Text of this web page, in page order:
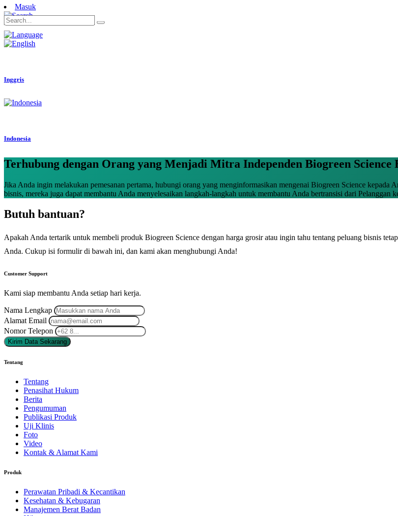
Masuk
Inggris
Indonesia
Terhubung dengan Orang yang Menjadi Mitra Independen Biogreen
Jika Anda ingin melakukan pemesanan pertama, hubungi orang yang menginformasikan mengenai Biogreen Science kepada
bisnis, mereka juga dapat membantu Anda menyelesaikan langkah-langkah untuk membantu Anda bertransisi dari Pelanggan
Butuh bantuan?
Apakah Anda tertarik untuk membeli produk Biogreen Science dengan harga grosir atau ingin tahu tentang peluang bisnis
Anda. Cukup isi formulir di bawah ini, dan kami akan menghubungi Anda!
Customer Support
Kami siap membantu Anda setiap hari kerja.
Nama Lengkap
Alamat Email
Nomor Telepon
Kirim Data Sekarang
Tentang
Tentang
Penasihat Hukum
Berita
Pengumuman
Publikasi Produk
Uji Klinis
Foto
Video
Kontak & Alamat Kami
Produk
Perawatan Pribadi & Kecantikan
Kesehatan & Kebugaran
Manajemen Berat Badan